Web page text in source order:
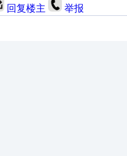
回复楼主 举报